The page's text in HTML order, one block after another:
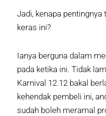
Jadi, kenapa pentingnya
keras ini?
Ianya berguna dalam
pada ketika ini. Tidak
Karnival 12.12 bakal
kehendak pembeli ini,
sudah boleh meramal